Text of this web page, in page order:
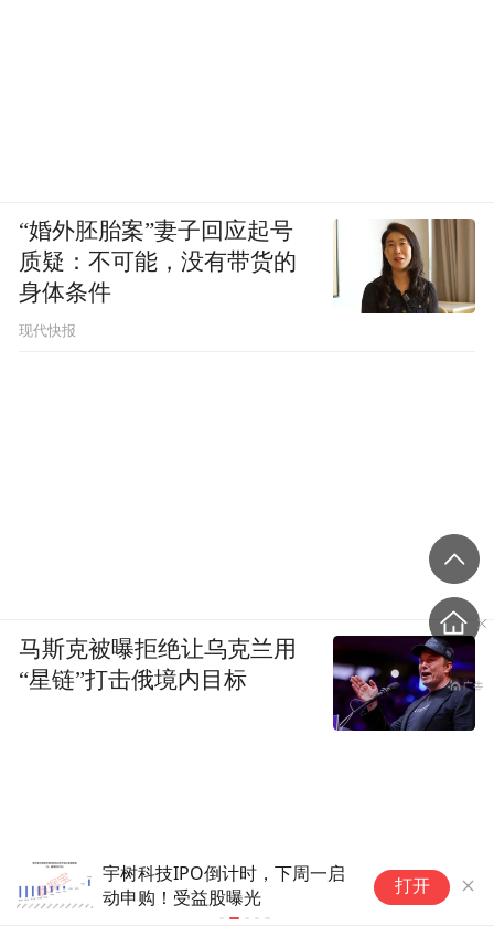
租车未给实体钥匙 3人被困海拔
3700米野外11小时 门店回应
打开
“婚外胚胎案”妻子回应起号
质疑：不可能，没有带货的
身体条件
现代快报
马斯克被曝拒绝让乌克兰用
“星链”打击俄境内目标